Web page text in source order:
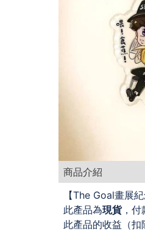
商品介紹
【The Goal畫展
此產品為現貨，付
此產品的收益（扣